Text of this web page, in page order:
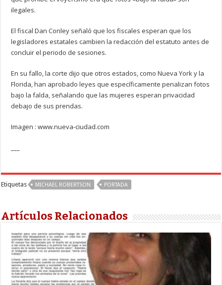
ilegales.
El fiscal Dan Conley señaló que los fiscales esperan que los
legisladores estatales cambien la redacción del estatuto antes de
concluir el periodo de sesiones.
En su fallo, la corte dijo que otros estados, como Nueva York y la
Florida, han aprobado leyes que específicamente penalizan fotos
bajo la falda, señalando que las mujeres esperan privacidad
debajo de sus prendas.
Imagen : www.nueva-ciudad.com
Etiquetas MICHAEL ROBERTSON PORTADA
Artículos Relacionados